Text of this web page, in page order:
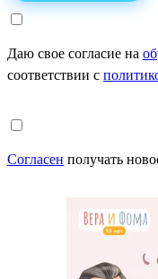
Даю свое согласие на
соответствии с
Согласен получать